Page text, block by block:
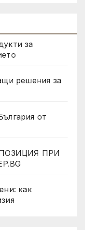
за
решения за
от
ПРИ
как